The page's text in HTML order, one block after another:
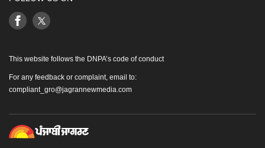
This website follows the DNPA’s code of conduct
For any feedback or complaint, email to:
compliant_gro@jagrannewmedia.com